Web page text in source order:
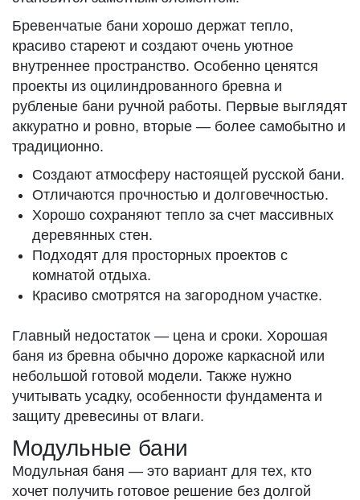
Бревенчатые бани хорошо держат тепло,
красиво стареют и создают очень уютное
внутреннее пространство. Особенно ценятся
проекты из оцилиндрованного бревна и
рубленые бани ручной работы. Первые выглядят
аккуратно и ровно, вторые — более самобытно и
традиционно.
Создают атмосферу настоящей русской бани.
Отличаются прочностью и долговечностью.
Хорошо сохраняют тепло за счет массивных
деревянных стен.
Подходят для просторных проектов с
комнатой отдыха.
Красиво смотрятся на загородном участке.
Главный недостаток — цена и сроки. Хорошая
баня из бревна обычно дороже каркасной или
небольшой готовой модели. Также нужно
учитывать усадку, особенности фундамента и
защиту древесины от влаги.
Модульные бани
Модульная баня — это вариант для тех, кто
хочет получить готовое решение без долгой